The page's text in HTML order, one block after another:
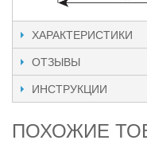
ХАРАКТЕРИСТИКИ
ОТЗЫВЫ
ИНСТРУКЦИИ
ПОХОЖИЕ